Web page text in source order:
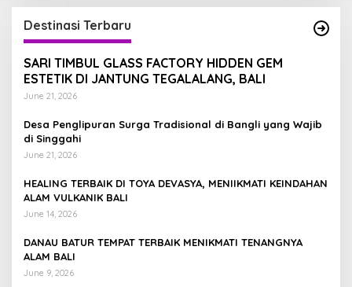
Destinasi Terbaru
SARI TIMBUL GLASS FACTORY HIDDEN GEM
ESTETIK DI JANTUNG TEGALALANG, BALI
June 21, 2026
Desa Penglipuran Surga Tradisional di Bangli yang Wajib
di Singgahi
June 21, 2026
HEALING TERBAIK DI TOYA DEVASYA, MENIIKMATI KEINDAHAN
ALAM VULKANIK BALI
June 14, 2026
DANAU BATUR TEMPAT TERBAIK MENIKMATI TENANGNYA
ALAM BALI
June 9, 2026